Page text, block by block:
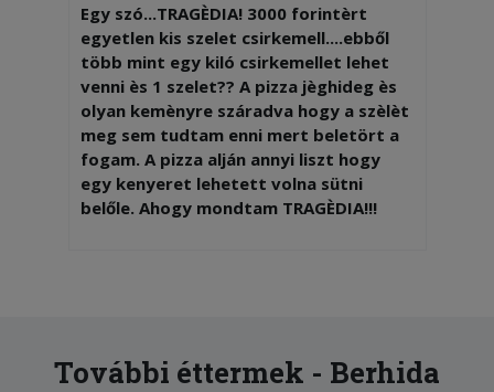
Egy szó...TRAGÈDIA! 3000 forintèrt
egyetlen kis szelet csirkemell....ebből
több mint egy kiló csirkemellet lehet
venni ès 1 szelet?? A pizza jèghideg ès
olyan kemènyre száradva hogy a szèlèt
meg sem tudtam enni mert beletört a
fogam. A pizza alján annyi liszt hogy
egy kenyeret lehetett volna sütni
belőle. Ahogy mondtam TRAGÈDIA!!!
nem az első alkalom, mikor kimarad
További éttermek - Berhida